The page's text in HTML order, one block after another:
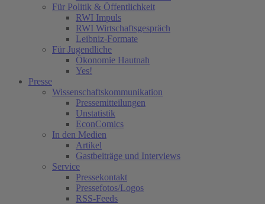
Für Politik & Öffentlichkeit
RWI Impuls
RWI Wirtschaftsgespräch
Leibniz-Formate
Für Jugendliche
Ökonomie Hautnah
Yes!
Presse
Wissenschaftskommunikation
Pressemitteilungen
Unstatistik
EconComics
In den Medien
Artikel
Gastbeiträge und Interviews
Service
Pressekontakt
Pressefotos/Logos
RSS-Feeds